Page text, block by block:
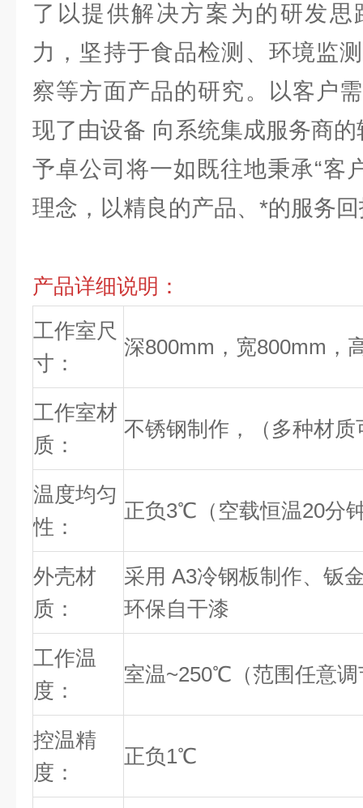
了以提供解决方案为的研发
力，坚持于食品检测、环境监
察等方面产品的研究。以客户
现了由设备 向系统集成服务商的
予卓公司将一如既往地秉承“客
理念，以精良的产品、*的服务
产品详细说明：
工作室尺
寸：
深800mm，宽800mm，
工作室材
质：
不锈钢制作，（多种材质
温度均匀
性：
正负3℃（空载恒温20分
外壳材
质：
采用 A3冷钢板制作、钣
环保自干漆
工作温
度：
室温~250℃（范围任意调
控温精
度：
正负1℃